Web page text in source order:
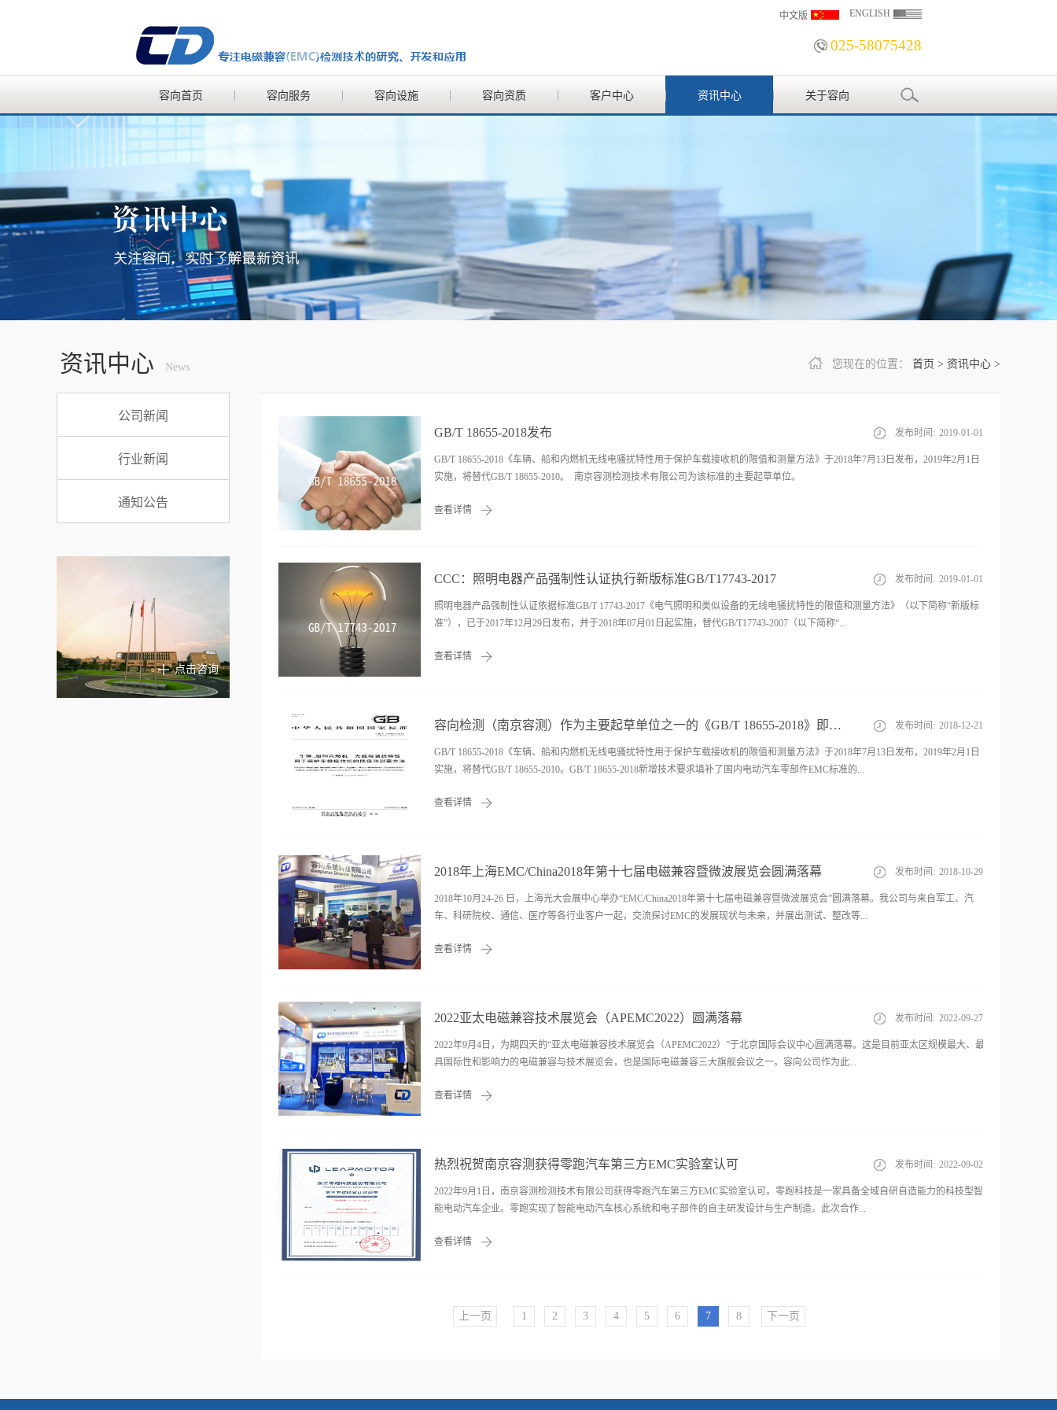
025-58075428
中文版 ENGLISH
容向首页 容向服务 容向设施 容向资质 客户中心 资讯中心 关于容向
资讯中心 News
公司新闻
行业新闻
通知公告
点击咨询
您现在的位置： 首页 > 资讯中心 >
GB/T 18655-2018发布
GB/T 18655-2018《车辆、船和内燃机无线电骚扰特性用于保护车载接收机的限值和测量方法》于2018年7月13日发布，2019年2月1日
实施，将替代GB/T 18655-2010。 南京容测检测技术有限公司为该标准的主要起草单位。
发布时间: 2019-01-01
查看详情
CCC：照明电器产品强制性认证执行新版标准GB/T17743-2017
照明电器产品强制性认证依据标准GB/T 17743-2017《电气照明和类似设备的无线电骚扰特性的限值和测量方法》（以下简称“新版标
准”），已于2017年12月29日发布，并于2018年07月01日起实施，替代GB/T17743-2007（以下简称“...
进行转换。自本通知发布之日起，当符合以下情况时： （一）需要进行全项目检测的新申请； （二）涉及差异项目检测的变更申
请；应依据GB/T 17743-2017实施电磁兼容检测，并出具认证证书。 三、对于利用已有认证结果进行扩展的申请，认证委托人可自愿
选择按照旧版标准（GB/T 17743-2007）换发认证证书或依据新版标准（GB/T 17743-2017）实施检测后颁发认证证书。
发布时间: 2019-01-01
查看详情
容向检测（南京容测）作为主要起草单位之一的《GB/T 18655-2018》即将实施
GB/T 18655-2018《车辆、船和内燃机无线电骚扰特性用于保护车载接收机的限值和测量方法》于2018年7月13日发布，2019年2月1日
实施，将替代GB/T 18655-2010。GB/T 18655-2018新增技术要求填补了国内电动汽车零部件EMC标准的...
美国Ford公司高压部件EMC测试指定实验室。
发布时间: 2018-12-21
查看详情
2018年上海EMC/China2018年第十七届电磁兼容暨微波展览会圆满落幕
2018年10月24-26 日，上海光大会展中心举办“EMC/China2018年第十七届电磁兼容暨微波展览会”圆满落幕。我公司与来自军工、汽
车、科研院校、通信、医疗等各行业客户一起，交流探讨EMC的发展现状与未来，并展出测试、整改等...
发布时间: 2018-10-29
查看详情
2022亚太电磁兼容技术展览会（APEMC2022）圆满落幕
2022年9月4日，为期四天的“亚太电磁兼容技术展览会（APEMC2022）”于北京国际会议中心圆满落幕。这是目前亚太区规模最大、最
具国际性和影响力的电磁兼容与技术展览会，也是国际电磁兼容三大旗舰会议之一。容向公司作为此...
军工、汽车、科研院校、通信、医疗等各行业客户一起，交流探讨EMC的发展与未来，吸引了行业内外人士参观驻足。容向，寓意为
“专注于电磁兼容方向”，为客户提供全面的EMC解决方案，从产品设计、检测、整改、认证测试，到实验室建设规划、实验室建设、
设备计量校准，以及人才培养、实验室运行和维护。容向集团投资上亿...
发布时间: 2022-09-27
查看详情
热烈祝贺南京容测获得零跑汽车第三方EMC实验室认可
2022年9月1日，南京容测检测技术有限公司获得零跑汽车第三方EMC实验室认可。零跑科技是一家具备全域自研自造能力的科技型智
能电动汽车企业。零跑实现了智能电动汽车核心系统和电子部件的自主研发设计与生产制造。此次合作...
发布时间: 2022-09-02
查看详情
上一页 1 2 3 4 5 6 7 8 下一页